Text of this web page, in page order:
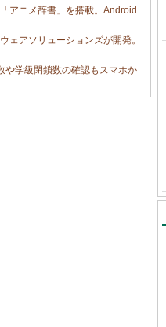
アニメ辞書」を搭載。Android
ェアソリューションズが開発。
や学級閉鎖数の確認もスマホか